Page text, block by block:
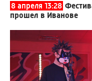
8 апреля 13:28
прошел в Иванове